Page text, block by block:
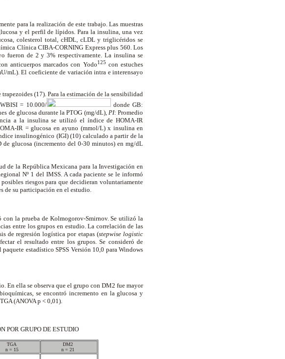
para la realización de este trabajo. Las muestras
y el perfil de lípidos. Para la insulina, una vez
colesterol total, cHDL, cLDL y triglicéridos se
Clínica CIBA-CORNING Express plus 560. Los
fueron de 2 y 3% respectivamente. La insulina se
anticuerpos marcados con Yodo125 con estuches
mL). El coeficiente de variación intra e interensayo
(17). Para la estimación de la sensibilidad
= 10.000/
donde GB:
de glucosa durante la PTOG (mg/dL), PI: Promedio
a la insulina se utilizó el índice de HOMA-IR
IR = glucosa en ayuno (mmol/L) x insulina en
insulinogénico (IGI) (10) calculado a partir de la
de glucosa (incremento del 0-30 minutos) en mg/dL
de la República Mexicana para la Investigación en
Nº 1 del IMSS. A cada paciente se le informó
riesgos para que decidieran voluntariamente
de su participación en el estudio.
con la prueba de Kolmogorov-Smirnov. Se utilizó la
entre los grupos en estudio. La correlación de las
de regresión logística por etapas (stepwise logistic
el resultado entre los grupos. Se consideró de
estadístico SPSS Versión 10,0 para Windows
En ella se observa que el grupo con DM2 fue mayor
se encontró incremento en la glucosa y
(ANOVA p < 0,01).
POR GRUPO DE ESTUDIO
TGA
n = 15
DM2
n = 21